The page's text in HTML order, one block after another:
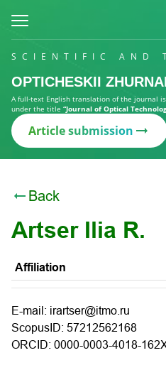
SCIENTIFIC AND
OPTICHESKII
A full-text English translation of the journal
under the title “Journal of Optical
Article submission
Back
Artser Ilia R.
Affiliation
E-mail: irartser@itmo.ru
ScopusID: 57212562168
ORCID: 0000-0003-4018-